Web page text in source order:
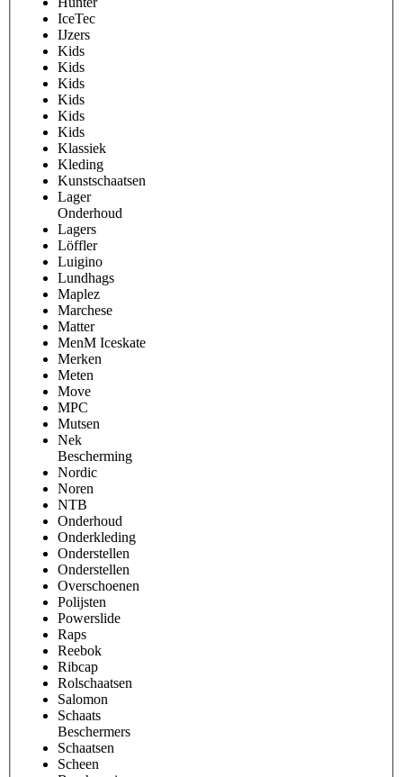
IceTec
IJzers
Kids
Kids
Kids
Kids
Kids
Kids
Klassiek
Kleding
Kunstschaatsen
Lager
Onderhoud
Lagers
Löffler
Luigino
Lundhags
Maplez
Marchese
Matter
MenM Iceskate
Merken
Meten
Move
MPC
Mutsen
Nek
Bescherming
Nordic
Noren
NTB
Onderhoud
Onderkleding
Onderstellen
Onderstellen
Overschoenen
Polijsten
Powerslide
Raps
Reebok
Ribcap
Rolschaatsen
Salomon
Schaats
Beschermers
Schaatsen
Scheen